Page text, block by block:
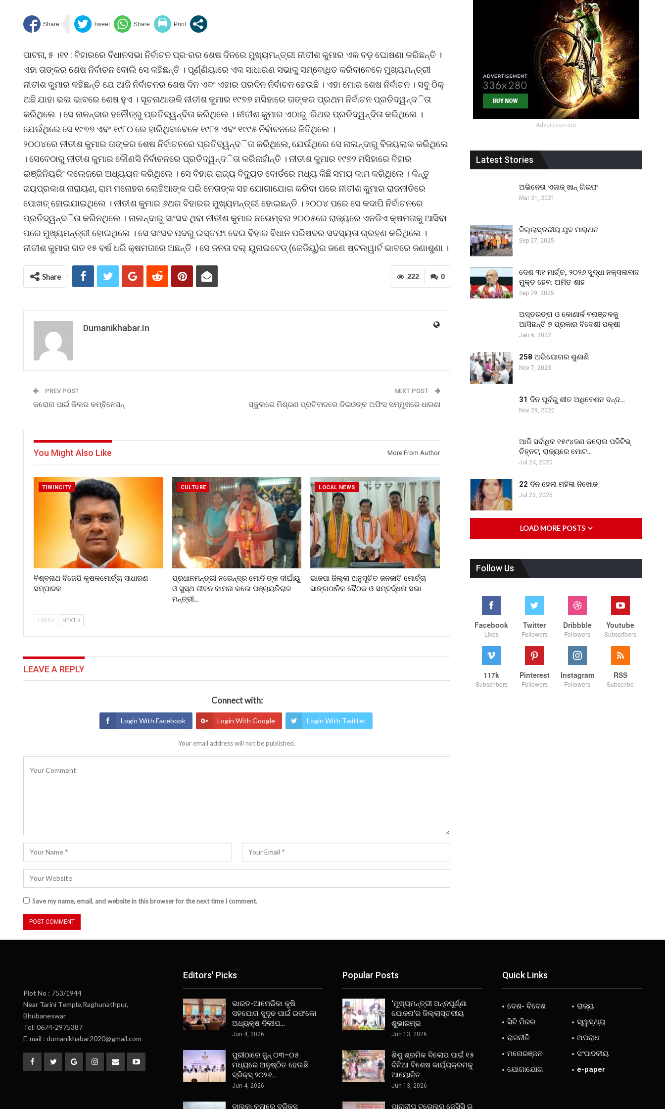
ପାଟନା, ୫ ।୧୧ : ବିହାରରେ ବିଧାନସଭା ନିର୍ବାଚନ ପ୍ର·ରର ଶେଷ ଦିନରେ ମୁଖ୍ୟମନ୍ତ୍ରୀ ନୀତୀଶ କୁମାର ଏକ ବଡ଼ ଘୋଷଣା କରିଛନ୍ତି ।
ଏହା ତାଙ୍କର ଶେଷ ନିର୍ବାଚନ ବୋଲି ସେ କହିଛନ୍ତି । ପୂର୍ଣ୍ଣିୟାରେ ଏକ ସାଧାରଣ ସଭାକୁ ସମ୍ବୋଧିତ କରିବାବେଳେ ମୁଖ୍ୟମନ୍ତ୍ରୀ
ନୀତୀଶ କୁମାର କହିଛନ୍ତି ଯେ ଆଜି ନିର୍ବାଚନର ଶେଷ ଦିନ ଏବଂ ଏହାର ପରଦିନ ନିର୍ବାଚନ ହେଉଛି । ଏହା ମୋର ଶେଷ ନିର୍ବାଚନ । ସବୁ ଠିକ୍
ଅଛି ଯାହା ଭଲ ଭାବରେ ଶେଷ ହୁଏ । ସୂଚନାଥାଉକି ନୀତୀଶ କୁମାର ୧୯୭୭ ମସିହାରେ ତାଙ୍କର ପ୍ରଥମ ନିର୍ବାଚନ ପ୍ରତିଦ୍ୱନ୍ଦ­ିତା
କରିଥିଲେ । ସେ ନାଳନ୍ଦାର ହର୍ନୌତ୍ରୁ ପ୍ରତିଦ୍ୱ­ନ୍ଦିତା କରିଥିଲେ । ନୀତୀଶ କୁମାର ଏଠାରୁ ·ରିଥର ପ୍ରତିଦ୍ୱ­ନ୍ଦିତା କରିଥିଲେ ।
ଯେଉଁଥିରେ ସେ ୧୯୭୭ ଏବଂ ୧୯୮୦ ରେ ହାରିଥିବାବେଳେ ୧୯୮୫ ଏବଂ ୧୯୯୫ ନିର୍ବାଚନରେ ଜିତିଥିଲେ ।
୨୦୦୪ରେ ନୀତୀଶ କୁମାର ତାଙ୍କର ଶେଷ ନିର୍ବାଚନରେ ପ୍ରତିଦ୍ୱନ୍ଦ­ିତା କରିଥିଲେ, ଯେଉଁଥିରେ ସେ ନାଲନ୍ଦାରୁ ବିଜୟଲାଭ କରିଥିଲେ
। ସେବେଠାରୁ ନୀତୀଶ କୁମାର କୌଣସି ନିର୍ବାଚନରେ ପ୍ରତିଦ୍ୱନ୍ଦ­ିତା କରିନାହାଁନ୍ତି । ନୀତୀଶ କୁମାର ୧୯୭୨ ମସିହାରେ ବିହାର
ଇଞ୍ଜିନିୟରିଂ କଲେଜରେ ଅଧ୍ୟୟନ କରିଥିଲେ । ସେ ବିହାର ରାଜ୍ୟ ବିଦ୍ୟୁତ ବୋର୍ଡରେ ମଧ୍ୟ କିଛି ସମୟ କାମ କରିଥିଲେ । କିନ୍ତୁ
ଜୟପ୍ରକାଶ ନାରାୟଣ, ରାମ ମନୋହର ଲୋହିଆଙ୍କ ପରି ନେତାଙ୍କ ସହ ଯୋଗାଯୋଗ କରିବା ପରେ ନୀତୀଶ କୁମାର ରାଜନୀତିରେ
ପୋଖତ୍ ହୋଇଯାଇଥିଲେ । ନୀତୀଶ କୁମାର ୬ଥର ବିହାରର ମୁଖ୍ୟମନ୍ତ୍ରୀ ହୋଇଛନ୍ତି । ୨୦୦୪ ପରେ ସେ କଦାପି ନିର୍ବାଚନରେ
ପ୍ରତିଦ୍ୱନ୍ଦ­ିତା କରିନଥିଲେ । ନାଲନ୍ଦାରୁ ସାଂସଦ ଥିବା ନୀତୀଶ କୁମାର ନଭେମ୍ବର ୨୦୦୫ରେ ରାଜ୍ୟରେ ଏନଡିଏ କ୍ଷମତାକୁ ଆସିବା
ପରେ ମୁଖ୍ୟମନ୍ତ୍ରୀ ହୋଇଥିଲେ । ସେ ସାଂସଦ ପଦରୁ ଇସ୍ତଫା ଦେଇ ବିହାର ବିଧାନ ପରିଷଦର ସଦସ୍ୟତା ଗ୍ରହଣ କରିଥିଲେ ।
ନୀତୀଶ କୁମାର ଗତ ୧୫ ବର୍ଷ ଧରି କ୍ଷମତାରେ ଅଛନ୍ତି । ସେ ଜନତା ଦଲ୍ ୟୁନାଇଟେଡ୍ (ଜେଡିୟୁ)ର ଜଣେ ଷ୍ଟଲୱାର୍ଟ ଭାବରେ ଜଣାଶୁଣା ।
0
222
Share
Dumanikhabar.in
PREV POST
କରୋନା ପାଇଁ କିଲର କମ୍ବିନେସନ୍
NEXT POST
ସ୍କୁଲରେ ମିଶ୍ରଣ ପ୍ରତିବାଦରେ ଡିଇଓଙ୍କ ଅଫିସ ସମ୍ମୁଖରେ ଧାରଣା
You Might Also Like More From Author
TIWINCITY
ବିଶ୍ବନାଥ ବିଜେପି କୃଷକମୋର୍ଚ୍ଚା ସାଧାରଣ
ସମ୍ପାଦକ
CULTURE
ପ୍ରଧାନମନ୍ତ୍ରୀ ନରେନ୍ଦ୍ର ମୋଦି ଙ୍କ ଦୀର୍ଘାୟୁ
ଓ ସୁସ୍ଥ ଜୀବନ କାମନା କଲେ ପଞ୍ଚାୟତିରାଜ
ମନ୍ତ୍ରୀ…
LOCAL NEWS
ଭାଜପା ଜିଲ୍ଲା ଅନୁସୂଚିତ ଜନଜାତି ମୋର୍ଚ୍ଚା
ସାଙ୍ଗଠାନିକ ବୈଠକ ଓ ସମ୍ବର୍ଦ୍ଧନା ସଭା
PREV NEXT
LEAVE A REPLY
Connect with:
Login With Facebook Login With Google Login With Twitter
Your email address will not be published.
Save my name, email, and website in this browser for the next time I comment.
- Advertisement -
Latest Stories
ଅଭିନେତା ଏଜାଜ୍ ଖାନ୍ ଗିରଫ
Mar 31, 2021
ଜିଲ୍ଲାସ୍ତରୀୟ ଯୁବ ମାରାଥନ
Sep 27, 2025
ଦେଶ ୩୧ ମାର୍ଚ୍ଚ, ୨୦୨୬ ସୁଦ୍ଧା ନକ୍ସଲବାଦ
ମୁକ୍ତ ହେବ: ଅମିତ ଶାହ
Sep 29, 2025
ଅସ୍ତରଙ୍ଗ ଓ କୋଣାର୍କ ବନାଞ୍ଚଳକୁ
ଆସିଛନ୍ତି ୭ ପ୍ରକାର ବିଦେଶୀ ପକ୍ଷୀ
Jan 6, 2022
258 ଅଭିଯୋଗର ଶୁଣାଣି
Nov 7, 2023
31 ଦିନ ପୂର୍ବରୁ ଶୀତ ଅଧିବେଶନ ବନ୍ଦ…
Nov 29, 2020
ଆଜି ସର୍ବାଧିକ ୧୫୯୪ଜଣ କରୋନା ପଜିଟିଭ୍
ଚିହ୍ନଟ, ରାଜ୍ୟରେ ମୋଟ…
Jul 24, 2020
22 ଦିନ ହେଲା ମହିଳା ନିଖୋଜ
Jul 25, 2025
LOAD MORE POSTS
Follow Us
Facebook
Likes
Twitter
Followers
Dribbble
Followers
Youtube
Subscribers
117k
Subscribers
Pinterest
Followers
Instagram
Followers
RSS
Subscribe
Plot No : 753/1944
Near Tarini Temple,Raghunathpur,
Bhubaneswar
Tel: 0674-2975387
E-mail : dumanikhabar2020@gmail.com
Editors' Picks
ଭାରତ-ଆମେରିକା କୃଷି
ସହଯୋଗ ସୁଦୃଢ ପାଇଁ ଇଫକୋ
ଅଧ୍ୟକ୍ଷ ଦିଲୀପ…
Jun 4, 2026
ପୁରୀଠାରେ ଜୁନ୍ ୦୩–୦୫
ମଧ୍ୟରେ ଅନୁଷ୍ଠିତ ହେଉଛି
ବ୍ରିକ୍ସ୍ ୨୦୨୬…
Jun 4, 2026
ବାଲୁକା କଳାରେ ବ୍ରିକ୍ସ
Popular Posts
‘ମୁଖ୍ୟମନ୍ତ୍ରୀ ଅନ୍ନପୂର୍ଣ୍ଣା
ଯୋଜନା’ର ଜିଲ୍ଲାସ୍ତରୀୟ
ଶୁଭାରମ୍ଭ
Jun 13, 2026
ଶିଶୁ ଶ୍ରମିକ ବିଲୋପ ପାଇଁ ୧୫
ଦିନିଆ ବିଶେଷ କାର୍ଯ୍ୟକ୍ରମକୁ
ଆୟୋଜିତ
Jun 13, 2026
ପାରାଦୀପ ଟ୍ରେଲର ଜେସିସି ର
Quick Links
ଦେଶ- ବିଦେଶ
ରାଜ୍ୟ
ସିଟି ମିରର
ସ୍ୱାସ୍ଥ୍ୟ
ରାଜନୀତି
ଅପରାଧ
ମନୋରଞ୍ଜନ
ସଂପାଦକୀୟ
ଯୋଗାଯୋଗ
e-paper